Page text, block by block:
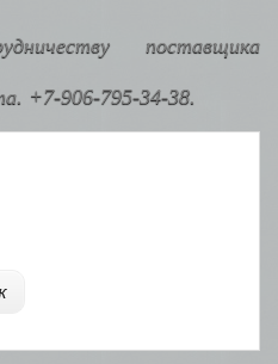
поставщика
+7-906-795-34-38.